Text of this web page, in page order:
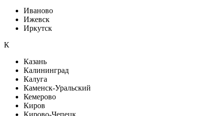
Иваново
Ижевск
Иркутск
К
Казань
Калининград
Калуга
Каменск-Уральский
Кемерово
Киров
Кирово-Чепецк